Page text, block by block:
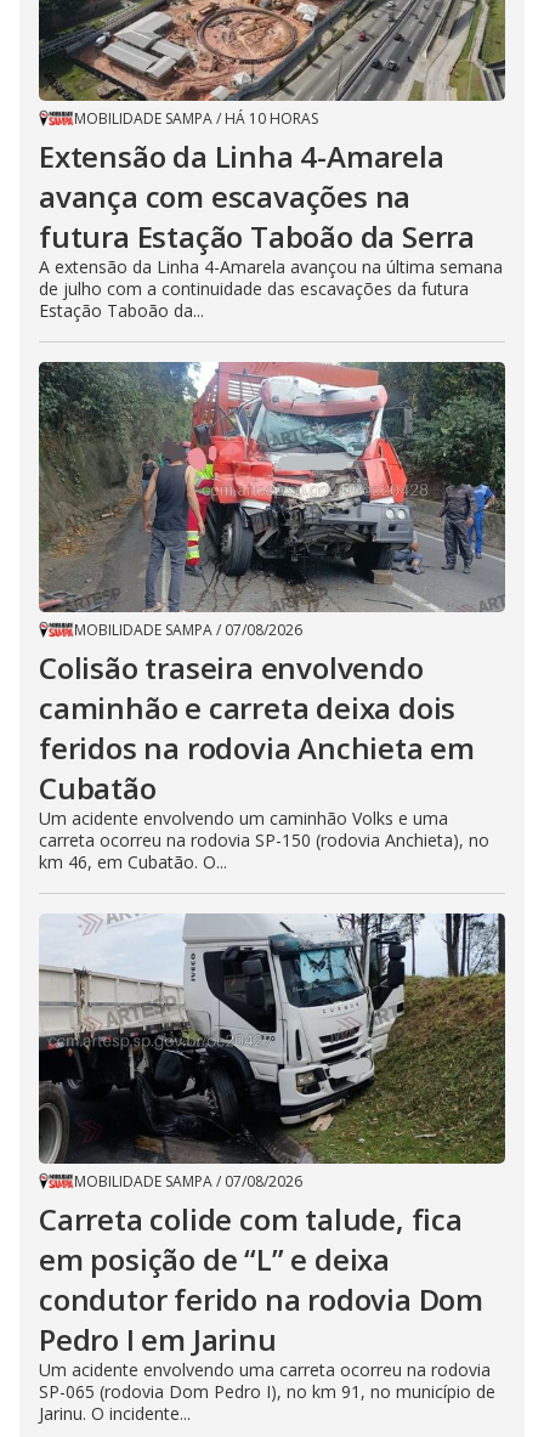
MOBILIDADE SAMPA/ HÁ 10 HORAS
Extensão da Linha 4-Amarela
avança com escavações na
futura Estação Taboão da Serra
A extensão da Linha 4-Amarela avançou na última semana
de julho com a continuidade das escavações da futura
Estação Taboão da...
MOBILIDADE SAMPA/ 07/08/2026
Colisão traseira envolvendo
caminhão e carreta deixa dois
feridos na rodovia Anchieta em
Cubatão
Um acidente envolvendo um caminhão Volks e uma
carreta ocorreu na rodovia SP-150 (rodovia Anchieta), no
km 46, em Cubatão. O...
MOBILIDADE SAMPA/ 07/08/2026
Carreta colide com talude, fica
em posição de “L” e deixa
condutor ferido na rodovia Dom
Pedro I em Jarinu
Um acidente envolvendo uma carreta ocorreu na rodovia
SP-065 (rodovia Dom Pedro I), no km 91, no município de
Jarinu. O incidente...